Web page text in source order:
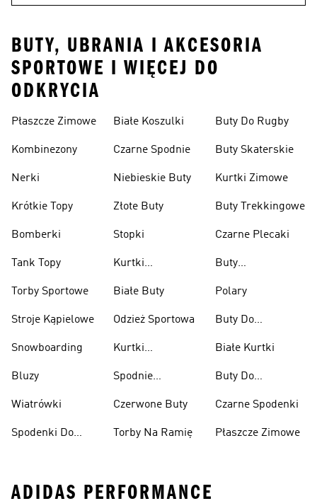
BUTY, UBRANIA I AKCESORIA
SPORTOWE I WIĘCEJ DO
ODKRYCIA
Płaszcze Zimowe
Kombinezony
Nerki
Krótkie Topy
Bomberki
Tank Topy
Torby Sportowe
Stroje Kąpielowe
Snowboarding
Bluzy
Wiatrówki
Spodenki Do
Białe Koszulki
Czarne Spodnie
Niebieskie Buty
Złote Buty
Stopki
Kurtki
Białe Buty
Odzież Sportowa
Kurtki
Spodnie
Czerwone Buty
Torby Na Ramię
Buty Do Rugby
Buty Skaterskie
Kurtki Zimowe
Buty Trekkingowe
Czarne Plecaki
Buty
Polary
Buty Do
Ciężarów
Białe Kurtki
Buty Do
Czarne Spodenki
Płaszcze Zimowe
ADIDAS PERFORMANCE